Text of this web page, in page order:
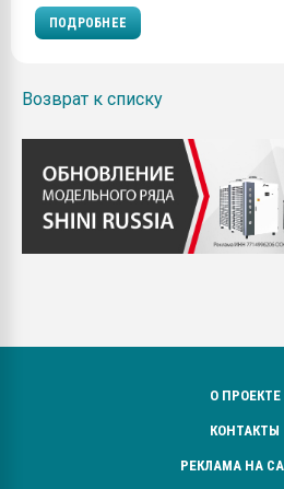
ПОДРОБНЕЕ
Возврат к списку
О ПРОЕКТЕ
КОНТАКТЫ
РЕКЛАМА НА